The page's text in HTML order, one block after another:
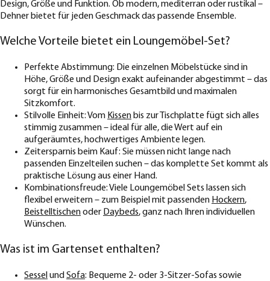
Design, Größe und Funktion. Ob modern, mediterran oder rustikal –
Dehner bietet für jeden Geschmack das passende Ensemble.
Welche Vorteile bietet ein Loungemöbel-Set?
Perfekte Abstimmung: Die einzelnen Möbelstücke sind in
Höhe, Größe und Design exakt aufeinander abgestimmt – das
sorgt für ein harmonisches Gesamtbild und maximalen
Sitzkomfort.
Stilvolle Einheit: Vom Kissen bis zur Tischplatte fügt sich alles
stimmig zusammen – ideal für alle, die Wert auf ein
aufgeräumtes, hochwertiges Ambiente legen.
Zeitersparnis beim Kauf: Sie müssen nicht lange nach
passenden Einzelteilen suchen – das komplette Set kommt als
praktische Lösung aus einer Hand.
Kombinationsfreude: Viele Loungemöbel Sets lassen sich
flexibel erweitern – zum Beispiel mit passenden Hockern,
Beistelltischenoder Daybeds, ganz nach Ihren individuellen
Wünschen.
Was ist im Gartenset enthalten?
Sessel und Sofa: Bequeme 2- oder 3-Sitzer-Sofas sowie